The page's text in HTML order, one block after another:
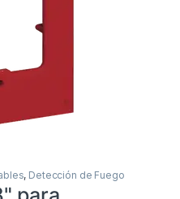
, Detección de Fuego